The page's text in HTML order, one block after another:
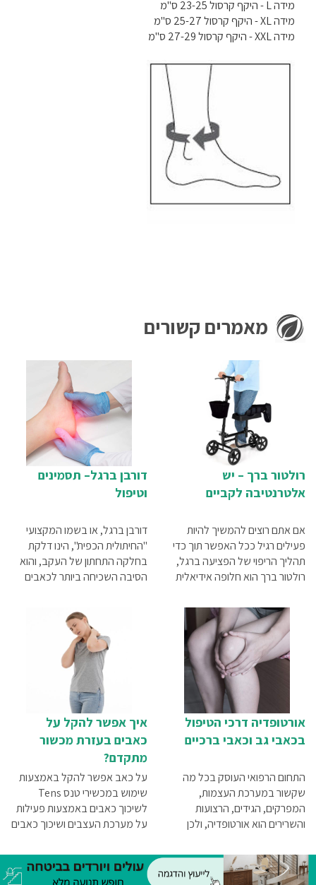
מידה L - היקף קרסול 23-25 ס"מ
מידה XL - היקף קרסול 25-27 ס"מ
מידה XXL - היקף קרסול 27-29 ס"מ
מאמרים קשורים
רולטור ברך – יש
אלטרנטיבה לקביים
אם אתם רוצים להמשיך להיות
פעילים רגיל ככל האפשר תוך כדי
תהליך הריפוי של הפציעה ברגל,
רולטור ברך הוא חלופה אידיאלית
דורבן ברגל– תסמינים
וטיפול
דורבן ברגל, או בשמו המקצועי
"החיתולית הכפית", הינו דלקת
בחלקה התחתון של העקב, והוא
הסיבה השכיחה ביותר לכאבים
להקל על הכאב ולטפל בדלקת?
כל מה שתרצו לדעת על דורבן
ברגל – בכתבה שלפניכם.
אורטופדיה דרכי הטיפול
בכאבי גב וכאבי ברכיים
התחום הרפואי העוסק בכל מה
שקשור במערכת העצמות,
המפרקים, הגידים, הרצועות
והשרירים הוא אורטופדיה, ולכן
אלה יש לפנות אל אורטופד. בין
הבעיות האורטופדיות הנפוצות ניתן
איך אפשר להקל על
כאבים בעזרת מכשור
מתקדם?
על כאב אפשר להקל באמצעות
שימוש במכשירי טנס Tens
לשיכוך כאבים באמצעות פעילות
על מערכת העצבים ושיכוך כאבים
על מערכת השרירים